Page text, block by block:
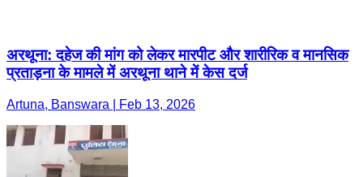
अरथूना: दहेज की मांग को लेकर मारपीट और शारीरिक व मानसिक
प्रताड़ना के मामले में अरथूना थाने में केस दर्ज
Artuna, Banswara | Feb 13, 2026